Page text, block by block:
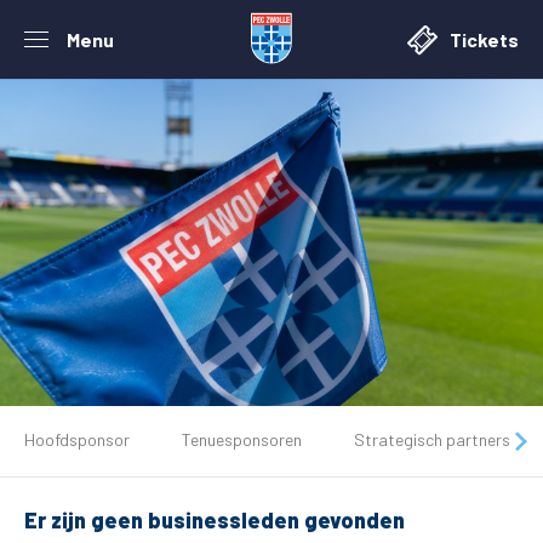
Menu Tickets
Tickets
Matchdays
Hoofdsponsor Tenuesponsoren Strategisch partners
Er zijn geen businessleden gevonden